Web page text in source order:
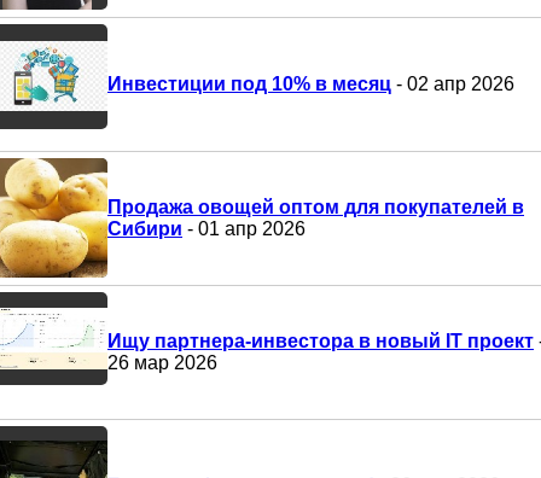
Инвестиции под 10% в месяц - 02 апр 2026
Продажа овощей оптом для покупателей в
Сибири - 01 апр 2026
Ищу партнера-инвестора в новый IT проект
26 мар 2026